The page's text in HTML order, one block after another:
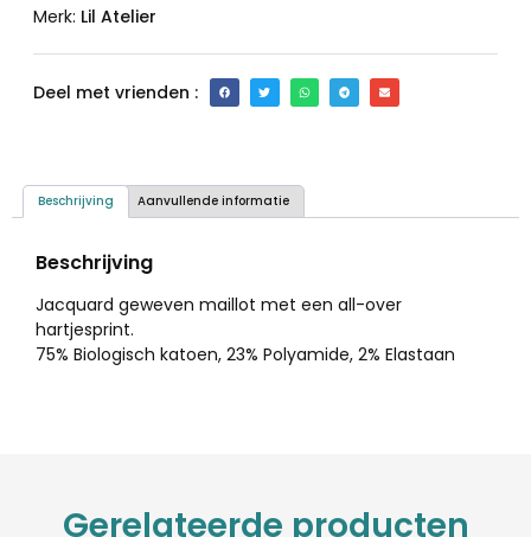
Merk: Lil Atelier
Deel met vrienden :
Beschrijving Aanvullende informatie
Beschrijving
Jacquard geweven maillot met een all-over
hartjesprint.
75% Biologisch katoen, 23% Polyamide, 2% Elastaan
Gerelateerde producten